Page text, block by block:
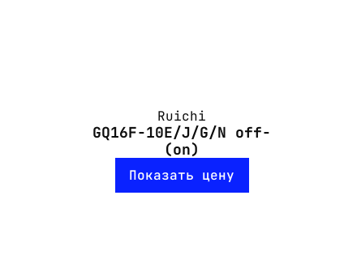
Ruichi
GQ16F-10E/J/G/N off-
(on)
Показать цену